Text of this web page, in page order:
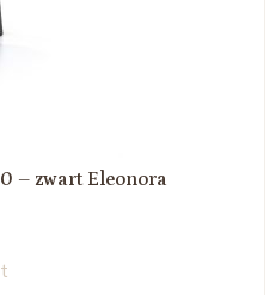
– zwart Eleonora